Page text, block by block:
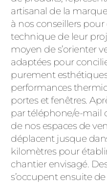
artisanal de la
à nos conseillers
technique de leur
moyen de s’orienter
adaptées pour
purement
performances
portes et fenêtres.
par téléphone/e-mail
de nos espaces de
déplacent jusque
kilomètres pour
chantier envisagé.
s’occupent ensuite